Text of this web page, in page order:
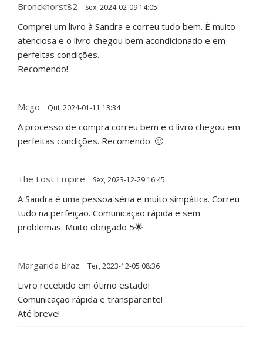
Bronckhorst82 Sex, 2024-02-09 14:05
Comprei um livro à Sandra e correu tudo bem. É muito
atenciosa e o livro chegou bem acondicionado e em
perfeitas condições.
Recomendo!
Mcgo Qui, 2024-01-11 13:34
A processo de compra correu bem e o livro chegou em
perfeitas condições. Recomendo. 🙂
The Lost Empire Sex, 2023-12-29 16:45
A Sandra é uma pessoa séria e muito simpática. Correu
tudo na perfeição. Comunicação rápida e sem
problemas. Muito obrigado 5🌟
Margarida Braz Ter, 2023-12-05 08:36
Livro recebido em ótimo estado!
Comunicação rápida e transparente!
Até breve!